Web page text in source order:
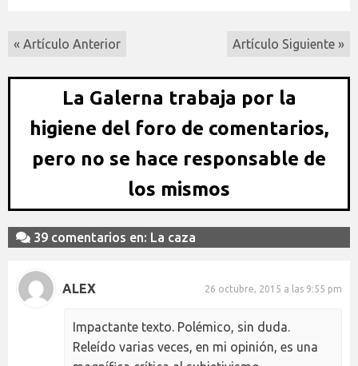
« Artículo Anterior Artículo Siguiente »
La Galerna trabaja por la
higiene del foro de comentarios,
pero no se hace responsable de
los mismos
39 comentarios en: La caza
ALEX 26 octubre, 2015 a las 9:55 pm
Impactante texto. Polémico, sin duda.
Releído varias veces, en mi opinión, es una